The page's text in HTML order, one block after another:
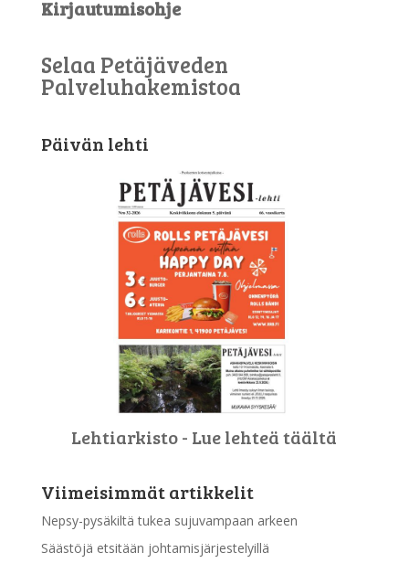
Kirjautumisohje
Selaa Petäjäveden
Palveluhakemistoa
Päivän lehti
Lehtiarkisto - Lue lehteä täältä
Viimeisimmät artikkelit
Nepsy-pysäkiltä tukea sujuvampaan arkeen
Säästöjä etsitään johtamisjärjestelyillä